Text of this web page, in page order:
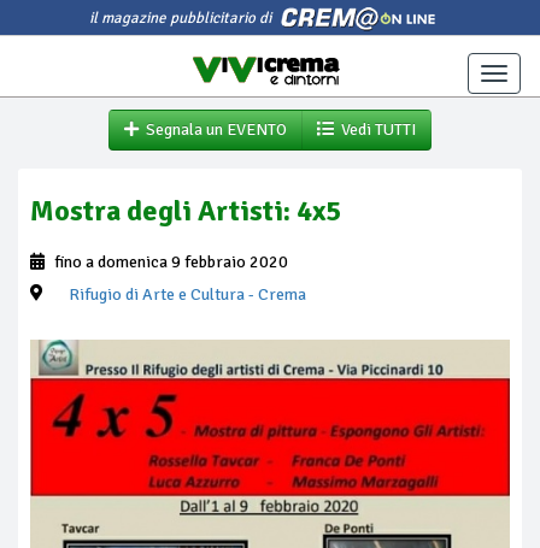
il magazine pubblicitario di
Toggle
Segnala un EVENTO
Vedi TUTTI
Mostra degli Artisti: 4x5
fino a domenica 9 febbraio 2020
Rifugio di Arte e Cultura- Crema